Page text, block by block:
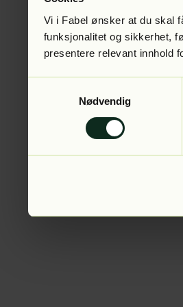
Vi i Fabel ønsker at du skal
funksjonalitet og sikkerhet,
presentere relevant innhold
Nødvendig
Application